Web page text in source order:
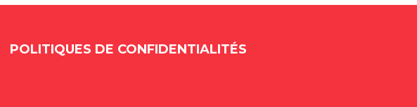
POLITIQUES DE CONFIDENTIALITÉS